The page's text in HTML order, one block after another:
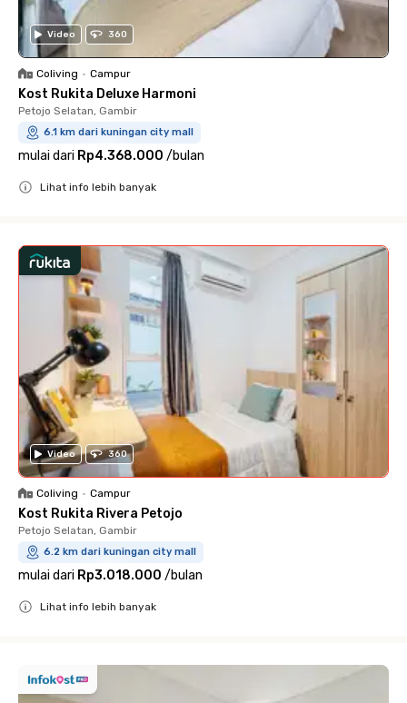
Video 360
Coliving • Campur
Kost Rukita Deluxe Harmoni
Petojo Selatan, Gambir
6.1 km dari kuningan city mall
mulai dari Rp4.368.000 /bulan
Lihat info lebih banyak
Video 360
Coliving • Campur
Kost Rukita Rivera Petojo
Petojo Selatan, Gambir
6.2 km dari kuningan city mall
mulai dari Rp3.018.000 /bulan
Lihat info lebih banyak